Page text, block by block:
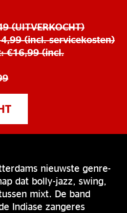
(UITVERKOCHT)
(incl. servicekosten)
€16,99 (incl.
nieuwste genre-
dat bolly-jazz, swing,
mixt. De band
Indiase zangeres